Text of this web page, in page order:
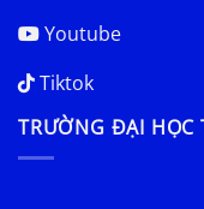
Youtube
Tiktok
TRƯỜNG ĐẠI HỌC